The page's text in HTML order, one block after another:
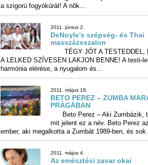
a szigorú fogyókúrát! A nõk...
2011. június 2.
DeNoyle’s szépség- és Thai
masszázsszalon
TÉGY JÓT A TESTEDDEL,
A LELKED SZÍVESEN LAKJON BENNE! A
harmónia elérése, a nyugalom és...
2011. május 18.
BETO PEREZ – ZUMBA
PRÁGÁBAN
Beto Perez – Aki Zumbázik,
mit jelent ez a név. Beto Perez
ember, aki megalkotta a Zumbát 1989-ben, és
2011. május 4.
Az emésztési zavar okai